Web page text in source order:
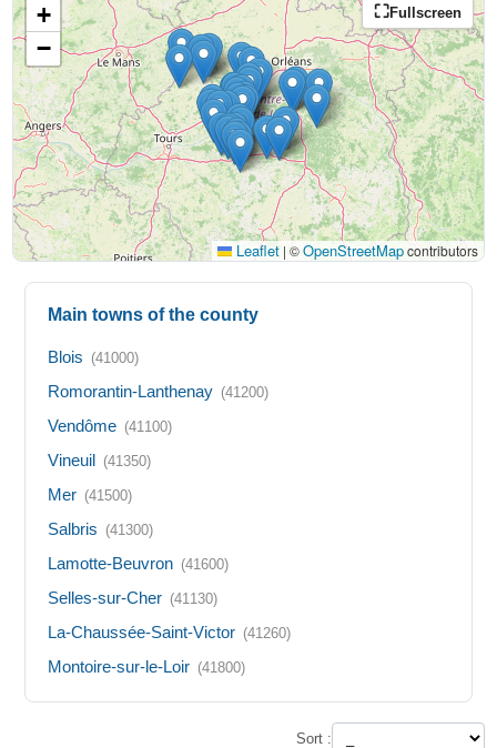
Fullscreen
+
−
Leaflet | ©OpenStreetMapcontributors
Main towns of the county
Blois (41000)
Romorantin-Lanthenay (41200)
Vendôme (41100)
Vineuil (41350)
Mer (41500)
Salbris (41300)
Lamotte-Beuvron (41600)
Selles-sur-Cher (41130)
La-Chaussée-Saint-Victor (41260)
Montoire-sur-le-Loir (41800)
Sort :